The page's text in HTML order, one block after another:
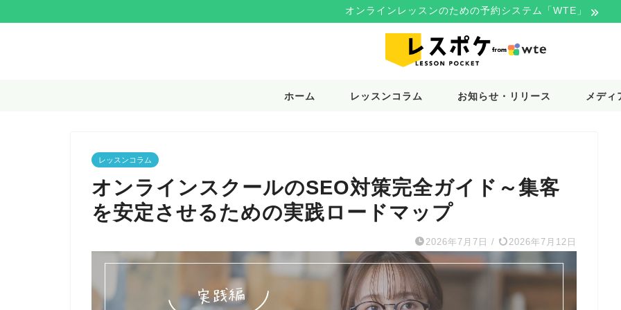
オンラインレッスンのための予約システム「WTE」
ホーム レッスンコラム お知らせ・リリース メディ
レッスンコラム
オンラインスクールのSEO対策完全ガイド～集客
を安定させるための実践ロードマップ
2026年7月7日 / 2026年7月12日